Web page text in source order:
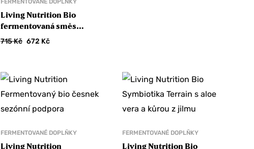
FERMENTOVANÉ DOPLŇKY
Living Nutrition Bio
fermentovaná směs
Tranquility DMT 2.11.2026
715Kč 672 Kč
FERMENTOVANÉ DOPLŇKY
Living Nutrition
FERMENTOVANÉ DOPLŇKY
Living Nutrition Bio